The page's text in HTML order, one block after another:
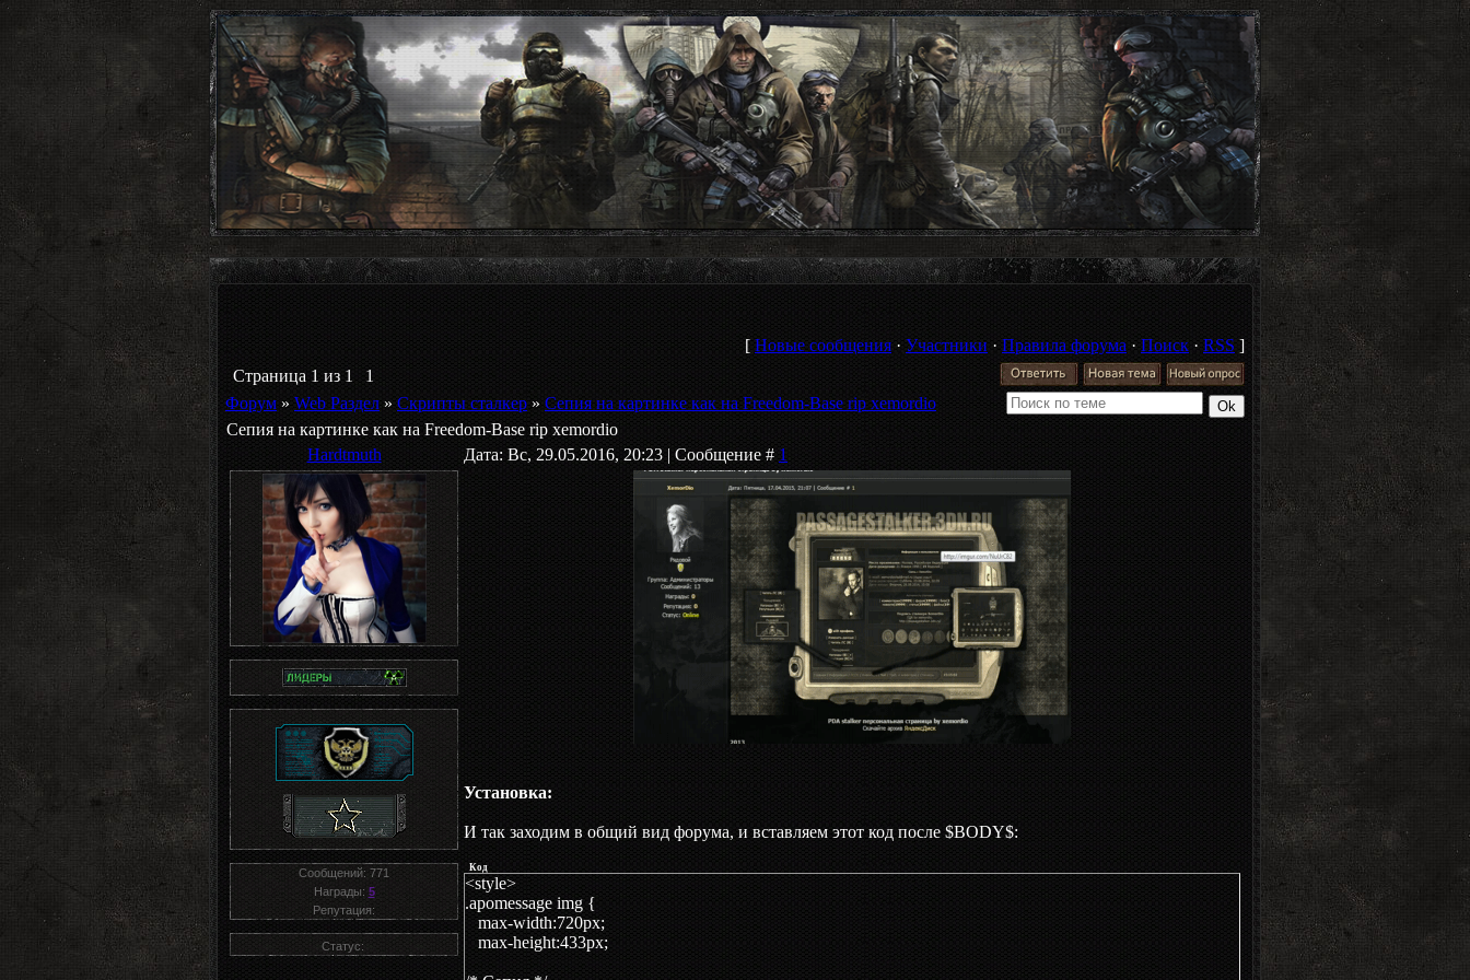
[ Новые сообщения · Участники · Правила форума · Поиск · RSS ]
Страница 1 из 1
1
Форум » Web Раздел » Скрипты сталкер » Сепия на картинке как на Freedom-Base rip xemordio
Сепия на картинке как на Freedom-Base rip xemordio
Hardtmuth
Дата: Вс, 29.05.2016, 20:23 | Сообщение # 1
Сообщений: 771
Награды: 5
Репутация:
Статус:
Установка:
И так заходим в общий вид форума, и вставляем этот код после $BODY$:
Код
<style>
.apomessage img {
max-width:720px;
max-height:433px;